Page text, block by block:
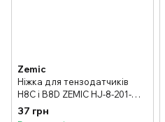
Zemic
Ніжка для тензодатчиків
H8C і B8D ZEMIC HJ-8-201-
2,5/5t
37 грн